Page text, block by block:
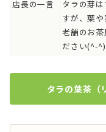
店長の一言
タラの芽
すが、葉や
老舗のお
ださい(^-^)
タラの葉茶（